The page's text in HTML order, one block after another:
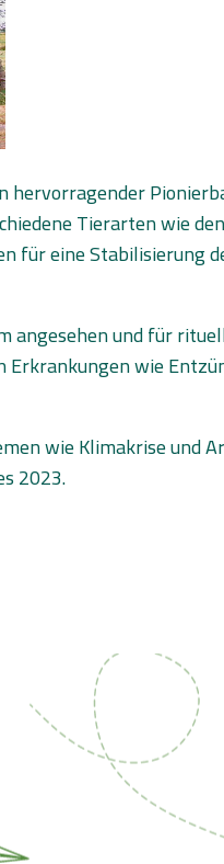
Tierarten wie
eine Stabilisierung
und für
wie
wie Klimakrise und
2023.